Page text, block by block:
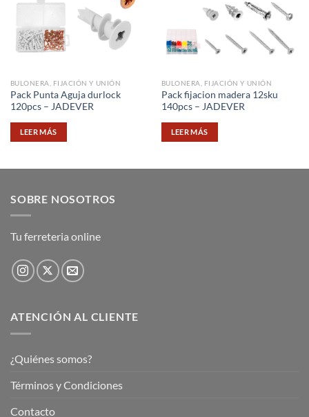
BULONERA, FIJACIÓN Y UNIÓN
Pack Punta Aguja durlock
120pcs – JADEVER
LEER MÁS
BULONERA, FIJACIÓN Y UNIÓN
Pack fijacion madera 12sku
140pcs – JADEVER
LEER MÁS
SOBRE NOSOTROS
Tu ferreteria online
ATENCIÓN AL CLIENTE
¿Quiénes somos?
Términos y Condiciones
Contacto